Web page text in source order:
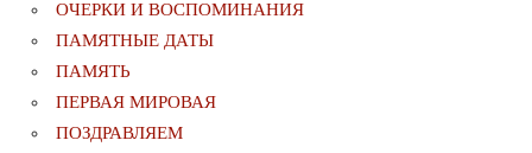
ОЧЕРКИ И ВОСПОМИНАНИЯ
ПАМЯТНЫЕ ДАТЫ
ПАМЯТЬ
ПЕРВАЯ МИРОВАЯ
ПОЗДРАВЛЯЕМ